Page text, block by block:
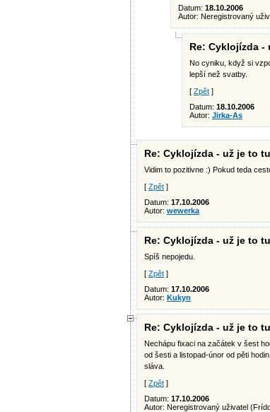
Datum: 18.10.2006
Autor: Neregistrovaný
Re: Cyklojízda -
No cyniku, když si
lepší než svatby.
[ Zpět ]
Datum: 18.10.2006
Autor: Jirka-As
Re: Cyklojízda - už je to
Vidim to pozitivne :) Pokud teda
[ Zpět ]
Datum: 17.10.2006
Autor: wewerka
Re: Cyklojízda - už je to
Spíš nepojedu.
[ Zpět ]
Datum: 17.10.2006
Autor: Kukyn
Re: Cyklojízda - už je to
Nechápu fixaci na začátek v šest
od šesti a listopad-únor od pěti
sláva.
[ Zpět ]
Datum: 17.10.2006
Autor: Neregistrovaný uživatel